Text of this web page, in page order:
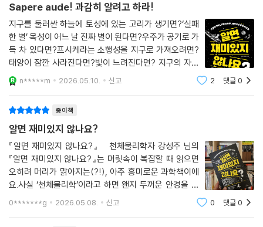
명이 되지 않는 지점에서 질문 자체를 다시 씁니다. 에테르의 역사가 그 과
정을 보여줍니다. 보이지 않는 매질을 찾으려다, 결국 공간과 시간이라는
가장 기본적인 개념까지 다시 들여다보아야 했으니까요.
그래서 에테르의 실패는 헛수고가 아니었습니다. 오히려 과학자들이 어떻
게 생각을 바꿔가는지 가장 또렷하게 보여주는 사례였습니다. 처음부터 정
답을 알고 시작한 이야기가 아니라, 그럴듯한 가설을 끝까지 밀고 간 끝에
알면 재미있지 않나요?
--- 본문 중에서
우리 인류를 시선을 돌리며 다양한 규모의 이야깃거리를 흥미롭게 전달한
다. PART 1. ‘우주적 스케일로 사고 치기’에서는 블랙홀에 가능한 한 가까
이 다가가보고, 빛의 속도도 확 줄여보고, 목성이 별로 만들어 태양계가 어
떻게 바뀌는지 관찰하는 등 지구 바깥, 우주의 끝에서 시작해 결국 우리가
사는 세계가 어떤 물리법칙으로 작동하는지 보여준다.
리는 시나리오들이다. 태양이 갑자기 사라지면 지구는 얼마 만에 얼어붙는
지, 달이 없어지면 지구 자전축이 어떻게 달라지는지, 지구를 관통하는 터
널이 있다면 반대편까지 가는 데 얼마나 걸리는지, 지구의 중력이 10퍼센
트 줄어들면 건물과 바다와 대기는 어떻게 달라지는지, 강력한 태양 폭풍
이 일주일 동안 계속되면 전력망은 버틸 수 있는지를 검증해본다. 이 질문
들은 우리가 당연하게 여기는 날들이 사실은 얼마나 아슬아슬한 균형 위에
Sapere aude! 과감히 알려고 하라!
지구를 둘러싼 하늘에 토성에 있는 고리가 생기면?‘실패
한 별’ 목성이 어느 날 진짜 별이 된다면?우주가 공기로 가
득 차 있다면?프시케라는 소행성을 지구로 가져오려면?
태양이 잠깐 사라진다면?빛이 느려진다면? 지구의 자전
축이 누워버린다면?중력이 줄어든다면?달이 사라진다
면?하루가 48시간이 된다면?다들 이 비슷한 상상을 해
n*****m 2026.05.10. 신고 2 댓글0
종이책
알면 재미있지 않나요?
『알면 재미있지 않나요?』 천체물리학자 강성주 님의
『알면 재미있지 않나요?』는 머릿속이 복잡할 때 읽으면
오히려 머리가 맑아지는(?!), 아주 흥미로운 과학책이에
요.사실 ‘천체물리학’이라고 하면 왠지 두꺼운 안경을 쓰
고 복잡한 수식을 풀어야 할 것 같잖아요?그런데 이 책,
제목부터 심상치 않아요.마치 ‘자, 이거 진짜 재밌는데 일
0*******g 2026.05.08. 신고 0 댓글0